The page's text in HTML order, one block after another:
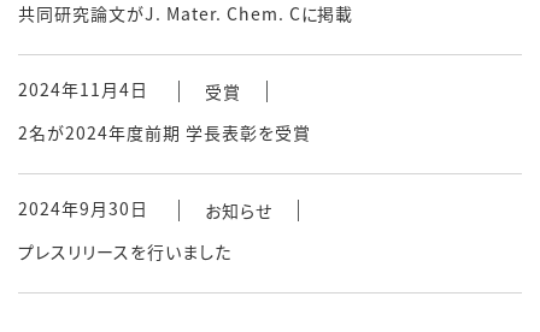
共同研究論文がJ. Mater. Chem. Cに掲載
2024年11月4日
受賞
2名が2024年度前期 学長表彰を受賞
2024年9月30日
お知らせ
プレスリリースを行いました